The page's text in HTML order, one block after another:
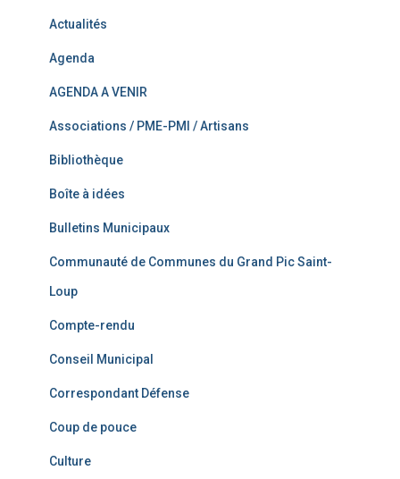
Actualités
Agenda
AGENDA A VENIR
Associations / PME-PMI / Artisans
Bibliothèque
Boîte à idées
Bulletins Municipaux
Communauté de Communes du Grand Pic Saint-
Loup
Compte-rendu
Conseil Municipal
Correspondant Défense
Coup de pouce
Culture